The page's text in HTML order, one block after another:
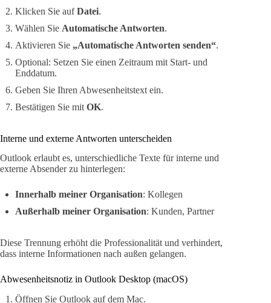
Klicken Sie aufDatei.
Wählen Sie Automatische Antworten.
Aktivieren Sie „Automatische Antworten senden“.
Optional: Setzen Sie einen Zeitraum mit Start- und
Enddatum.
Geben Sie Ihren Abwesenheitstext ein.
Bestätigen Sie mit OK.
Interne und externe Antworten unterscheiden
Outlook erlaubt es, unterschiedliche Texte für interne und
externe Absender zu hinterlegen:
Innerhalb meiner Organisation: Kollegen
Außerhalb meiner Organisation: Kunden, Partner
Diese Trennung erhöht die Professionalität und verhindert,
dass interne Informationen nach außen gelangen.
Abwesenheitsnotiz in Outlook Desktop (macOS)
Öffnen Sie Outlook auf dem Mac.